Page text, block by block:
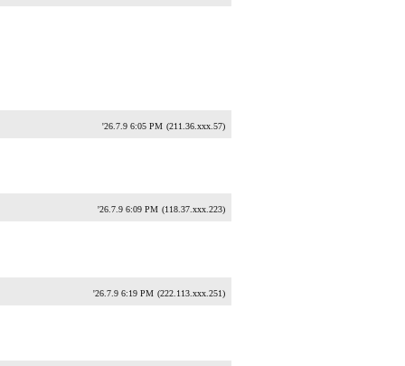
'26.7.9 6:05 PM (211.36.xxx.57)
'26.7.9 6:09 PM (118.37.xxx.223)
'26.7.9 6:19 PM (222.113.xxx.251)